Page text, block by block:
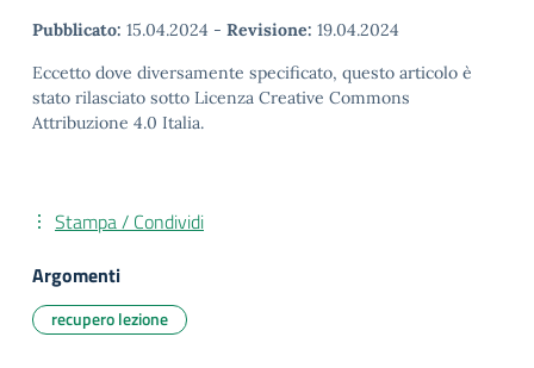
Pubblicato: 15.04.2024 - Revisione: 19.04.2024
Eccetto dove diversamente specificato, questo articolo è
stato rilasciato sotto Licenza Creative Commons
Attribuzione 4.0 Italia.
Stampa / Condividi
Argomenti
recupero lezione